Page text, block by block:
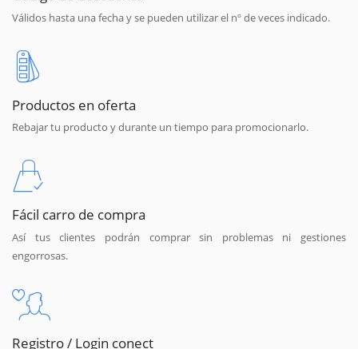
Válidos hasta una fecha y se pueden utilizar el nº de veces indicado.
Productos en oferta
Rebajar tu producto y durante un tiempo para promocionarlo.
Fácil carro de compra
Así tus clientes podrán comprar sin problemas ni gestiones
engorrosas.
Registro / Login conect